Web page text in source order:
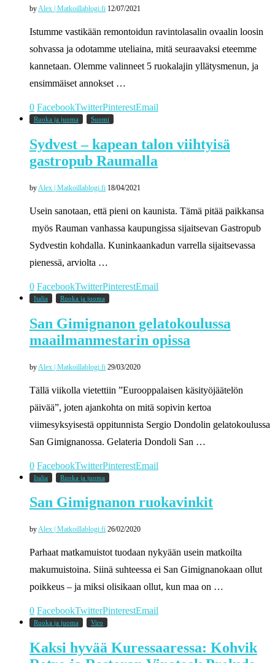
byAlex | Matkoillablogi.fi 12/07/2021
Istumme vastikään remontoidun ravintolasalin ovaalin loosin
sohvassa ja odotamme uteliaina, mitä seuraavaksi eteemme
kannetaan. Olemme valinneet 5 ruokalajin yllätysmenun, ja
ensimmäiset annokset …
0 FacebookTwitterPinterestEmail
Ruoka ja juoma Suomi
Sydvest – kapean talon viihtyisä
gastropub Raumalla
by Alex | Matkoillablogi.fi 18/04/2021
Usein sanotaan, että pieni on kaunista. Tämä pitää paikkansa
myös Rauman vanhassa kaupungissa sijaitsevan Gastropub
Sydvestin kohdalla. Kuninkaankadun varrella sijaitsevassa
pienessä, arviolta …
0 FacebookTwitterPinterestEmail
Italia Ruoka ja juoma
San Gimignanon gelatokoulussa
maailmanmestarin opissa
by Alex | Matkoillablogi.fi 29/03/2020
Tällä viikolla vietettiin ”Eurooppalaisen käsityöjäätelön
päivää”, joten ajankohta on mitä sopivin kertoa
viimesyksyisestä oppitunnista Sergio Dondolin gelatokoulussa
San Gimignanossa. Gelateria Dondoli San …
0 FacebookTwitterPinterestEmail
Italia Ruoka ja juoma
San Gimignanon ruokavinkit
byAlex | Matkoillablogi.fi 26/02/2020
Parhaat matkamuistot tuodaan nykyään usein matkoilta
makumuistoina. Siinä suhteessa ei San Gimignanokaan ollut
poikkeus – ja miksi olisikaan ollut, kun maa on …
0 FacebookTwitterPinterestEmail
Ruoka ja juoma Viro
Kaksi hyvää Kuressaaressa: Kohvik